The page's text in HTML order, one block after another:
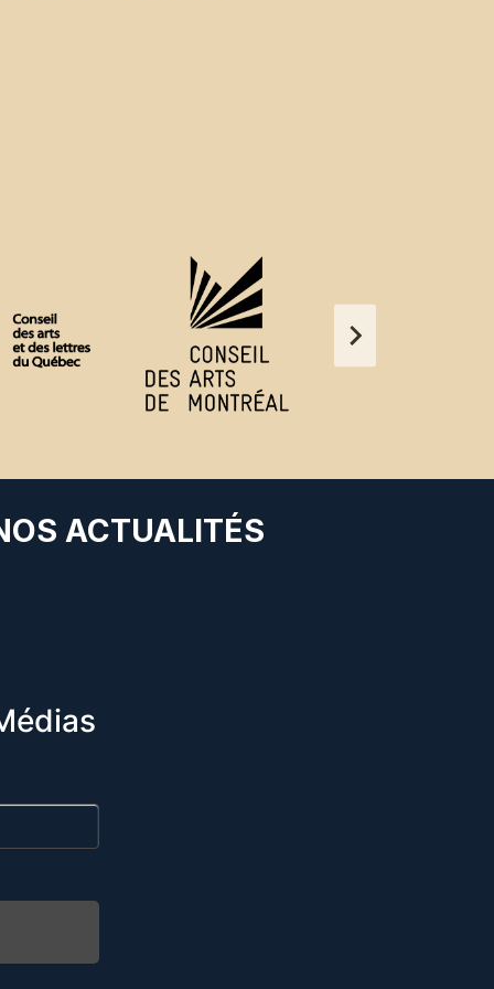
ACTUALITÉS